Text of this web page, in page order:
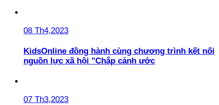
08 Th4,2023
KidsOnline đồng hành cùng chương trình kết nối
nguồn lực xã hội "Chắp cánh ước
07 Th3,2023